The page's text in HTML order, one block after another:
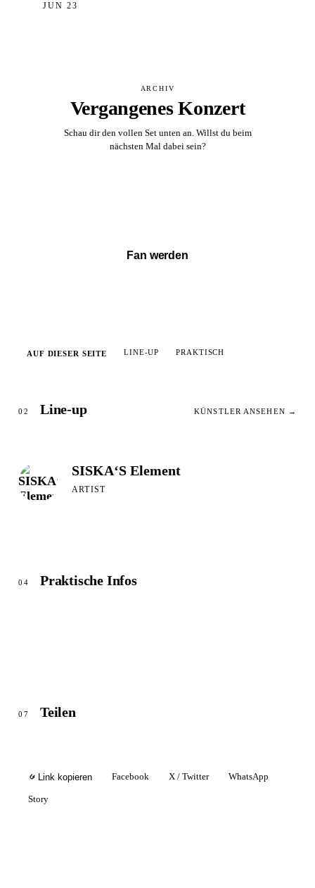
JUN 23
ARCHIV
Vergangenes Konzert
Schau dir den vollen Set unten an. Willst du beim
nächsten Mal dabei sein?
Fan werden
AUF DIESER SEITE LINE-UP PRAKTISCH
02 Line-up KÜNSTLER ANSEHEN →
SISKA‘S Element
ARTIST
04 Praktische Infos
07 Teilen
Link kopieren Facebook X / Twitter WhatsApp
Story